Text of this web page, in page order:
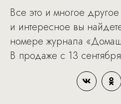
Все это и многое
и интересное вы
номере журнала
В продаже с 13